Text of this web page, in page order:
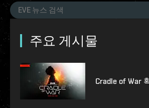
주요 게시물
Cradle of War